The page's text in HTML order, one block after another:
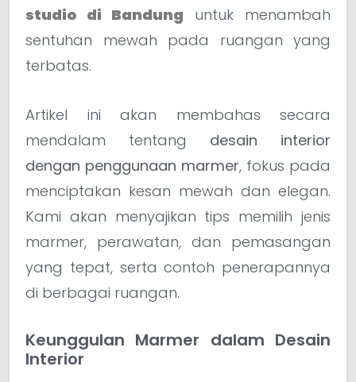
studio di Bandung untuk menambah
sentuhan mewah pada ruangan yang
terbatas.
Artikel ini akan membahas secara
mendalam tentang desain interior
dengan penggunaan marmer, fokus pada
menciptakan kesan mewah dan elegan.
Kami akan menyajikan tips memilih jenis
marmer, perawatan, dan pemasangan
yang tepat, serta contoh penerapannya
di berbagai ruangan.
Keunggulan Marmer dalam Desain
Interior